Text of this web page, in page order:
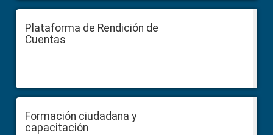
Plataforma de Rendición de
Cuentas
Formación ciudadana y
capacitación